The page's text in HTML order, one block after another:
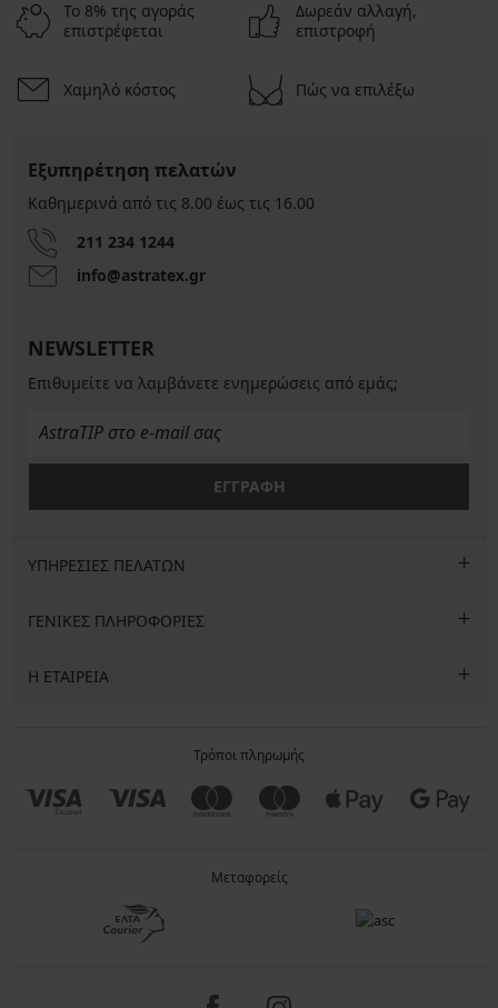
Το 8% της αγοράς
επιστρέφεται
Δωρεάν αλλαγή,
επιστροφή
Χαμηλό κόστος Πώς να επιλέξω
Εξυπηρέτηση πελατών
Καθημερινά από τις 8.00 έως τις 16.00
211 234 1244
info@astratex.gr
NEWSLETTER
Επιθυμείτε να λαμβάνετε ενημερώσεις από εμάς;
ΕΓΓΡΑΦΗ
ΥΠΗΡΕΣΙΕΣ ΠΕΛΑΤΩΝ
ΓΕΝΙΚΕΣ ΠΛΗΡΟΦΟΡΙΕΣ
Η ΕΤΑΙΡΕΙΑ
Τρόποι πληρωμής
Μεταφορείς